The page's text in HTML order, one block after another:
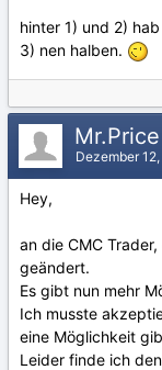
hinter 1) und 2)
3) nen halben.
Mr.Price
Dezember 12,
Hey,
an die CMC
geändert.
Es gibt nun mehr
Ich musste
eine Möglichkeit
Leider finde ich